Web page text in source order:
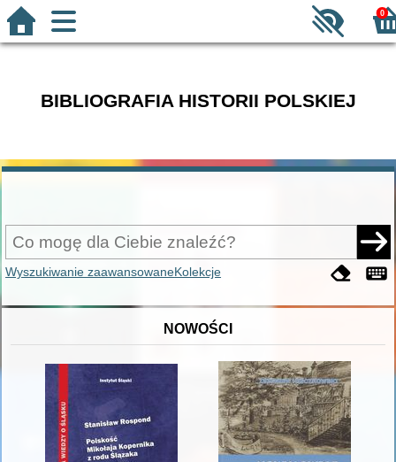
0
BIBLIOGRAFIA HISTORII POLSKIEJ
Wyszukiwanie zaawansowaneKolekcje
NOWOŚCI